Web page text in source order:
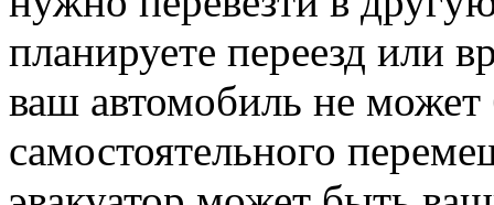
планируете переезд или
ваш автомобиль не может
самостоятельного